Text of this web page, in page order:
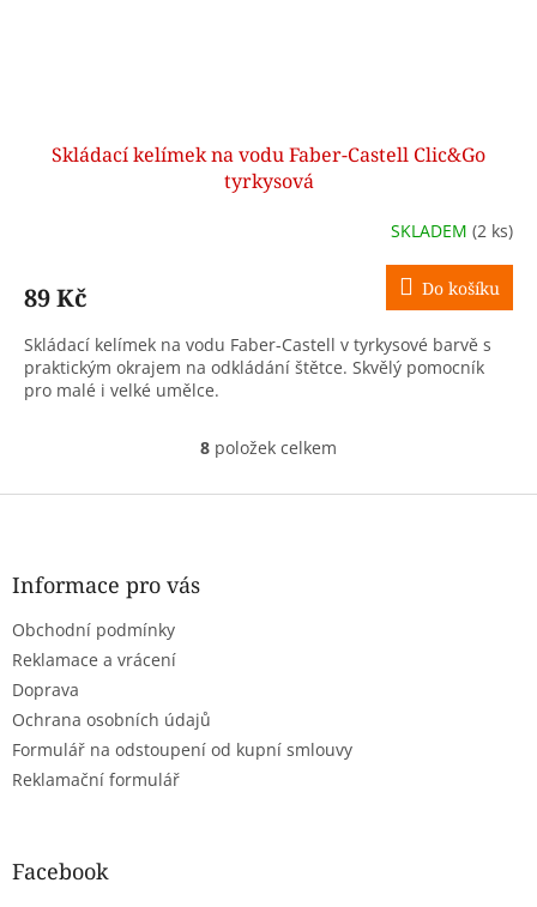
Skládací kelímek na vodu Faber-Castell Clic&Go
tyrkysová
SKLADEM (2 ks)
89 Kč Do košíku
Skládací kelímek na vodu Faber-Castell v tyrkysové barvě s
praktickým okrajem na odkládání štětce. Skvělý pomocník
pro malé i velké umělce.
O
l
v
8 položek celkem
Z
Informace pro vás
Obchodní podmínky
Reklamace a vrácení
Doprava
Ochrana osobních údajů
Formulář na odstoupení od kupní smlouvy
Reklamační formulář
Facebook